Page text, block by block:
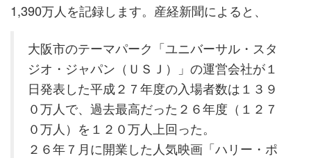
1,390万人を記録します。産経新聞によると、
大阪市のテーマパーク「ユニバーサル・スタ
ジオ・ジャパン（ＵＳＪ）」の運営会社が１
日発表した平成２７年度の入場者数は１３９
０万人で、過去最高だった２６年度（１２７
０万人）を１２０万人上回った。
２６年７月に開業した人気映画「ハリー・ポ